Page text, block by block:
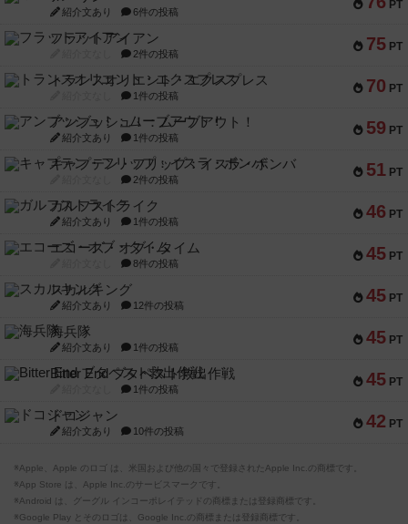
PT
紹介文あり 6件の投稿
75 PT
フラットアイアン
2件の投稿
70 PT
トランスオリエント・エクスプレス
1件の投稿
59 PT
アンブッシュ！：ムーブアウト！
紹介文あり 1件の投稿
51 PT
キャプテン・フリップ：イスラ・ボンバ
2件の投稿
46 PT
ガルフストライク
紹介文あり 1件の投稿
45 PT
エコーズ・オブ・タイム
8件の投稿
45 PT
スカルキング
紹介文あり 12件の投稿
45 PT
海兵隊
紹介文あり 1件の投稿
45 PT
Bitter End ブタペスト救出作戦
1件の投稿
42 PT
ドコジャン
紹介文あり 10件の投稿
※Apple、Apple のロゴ は、米国および他の国々で登録されたApple Inc.の商標です。
※App Store は、Apple Inc.のサービスマークです。
※Android は、グーグル インコーポレイテッドの商標または登録商標です。
※Google Play とそのロゴは、Google Inc.の商標または登録商標です。